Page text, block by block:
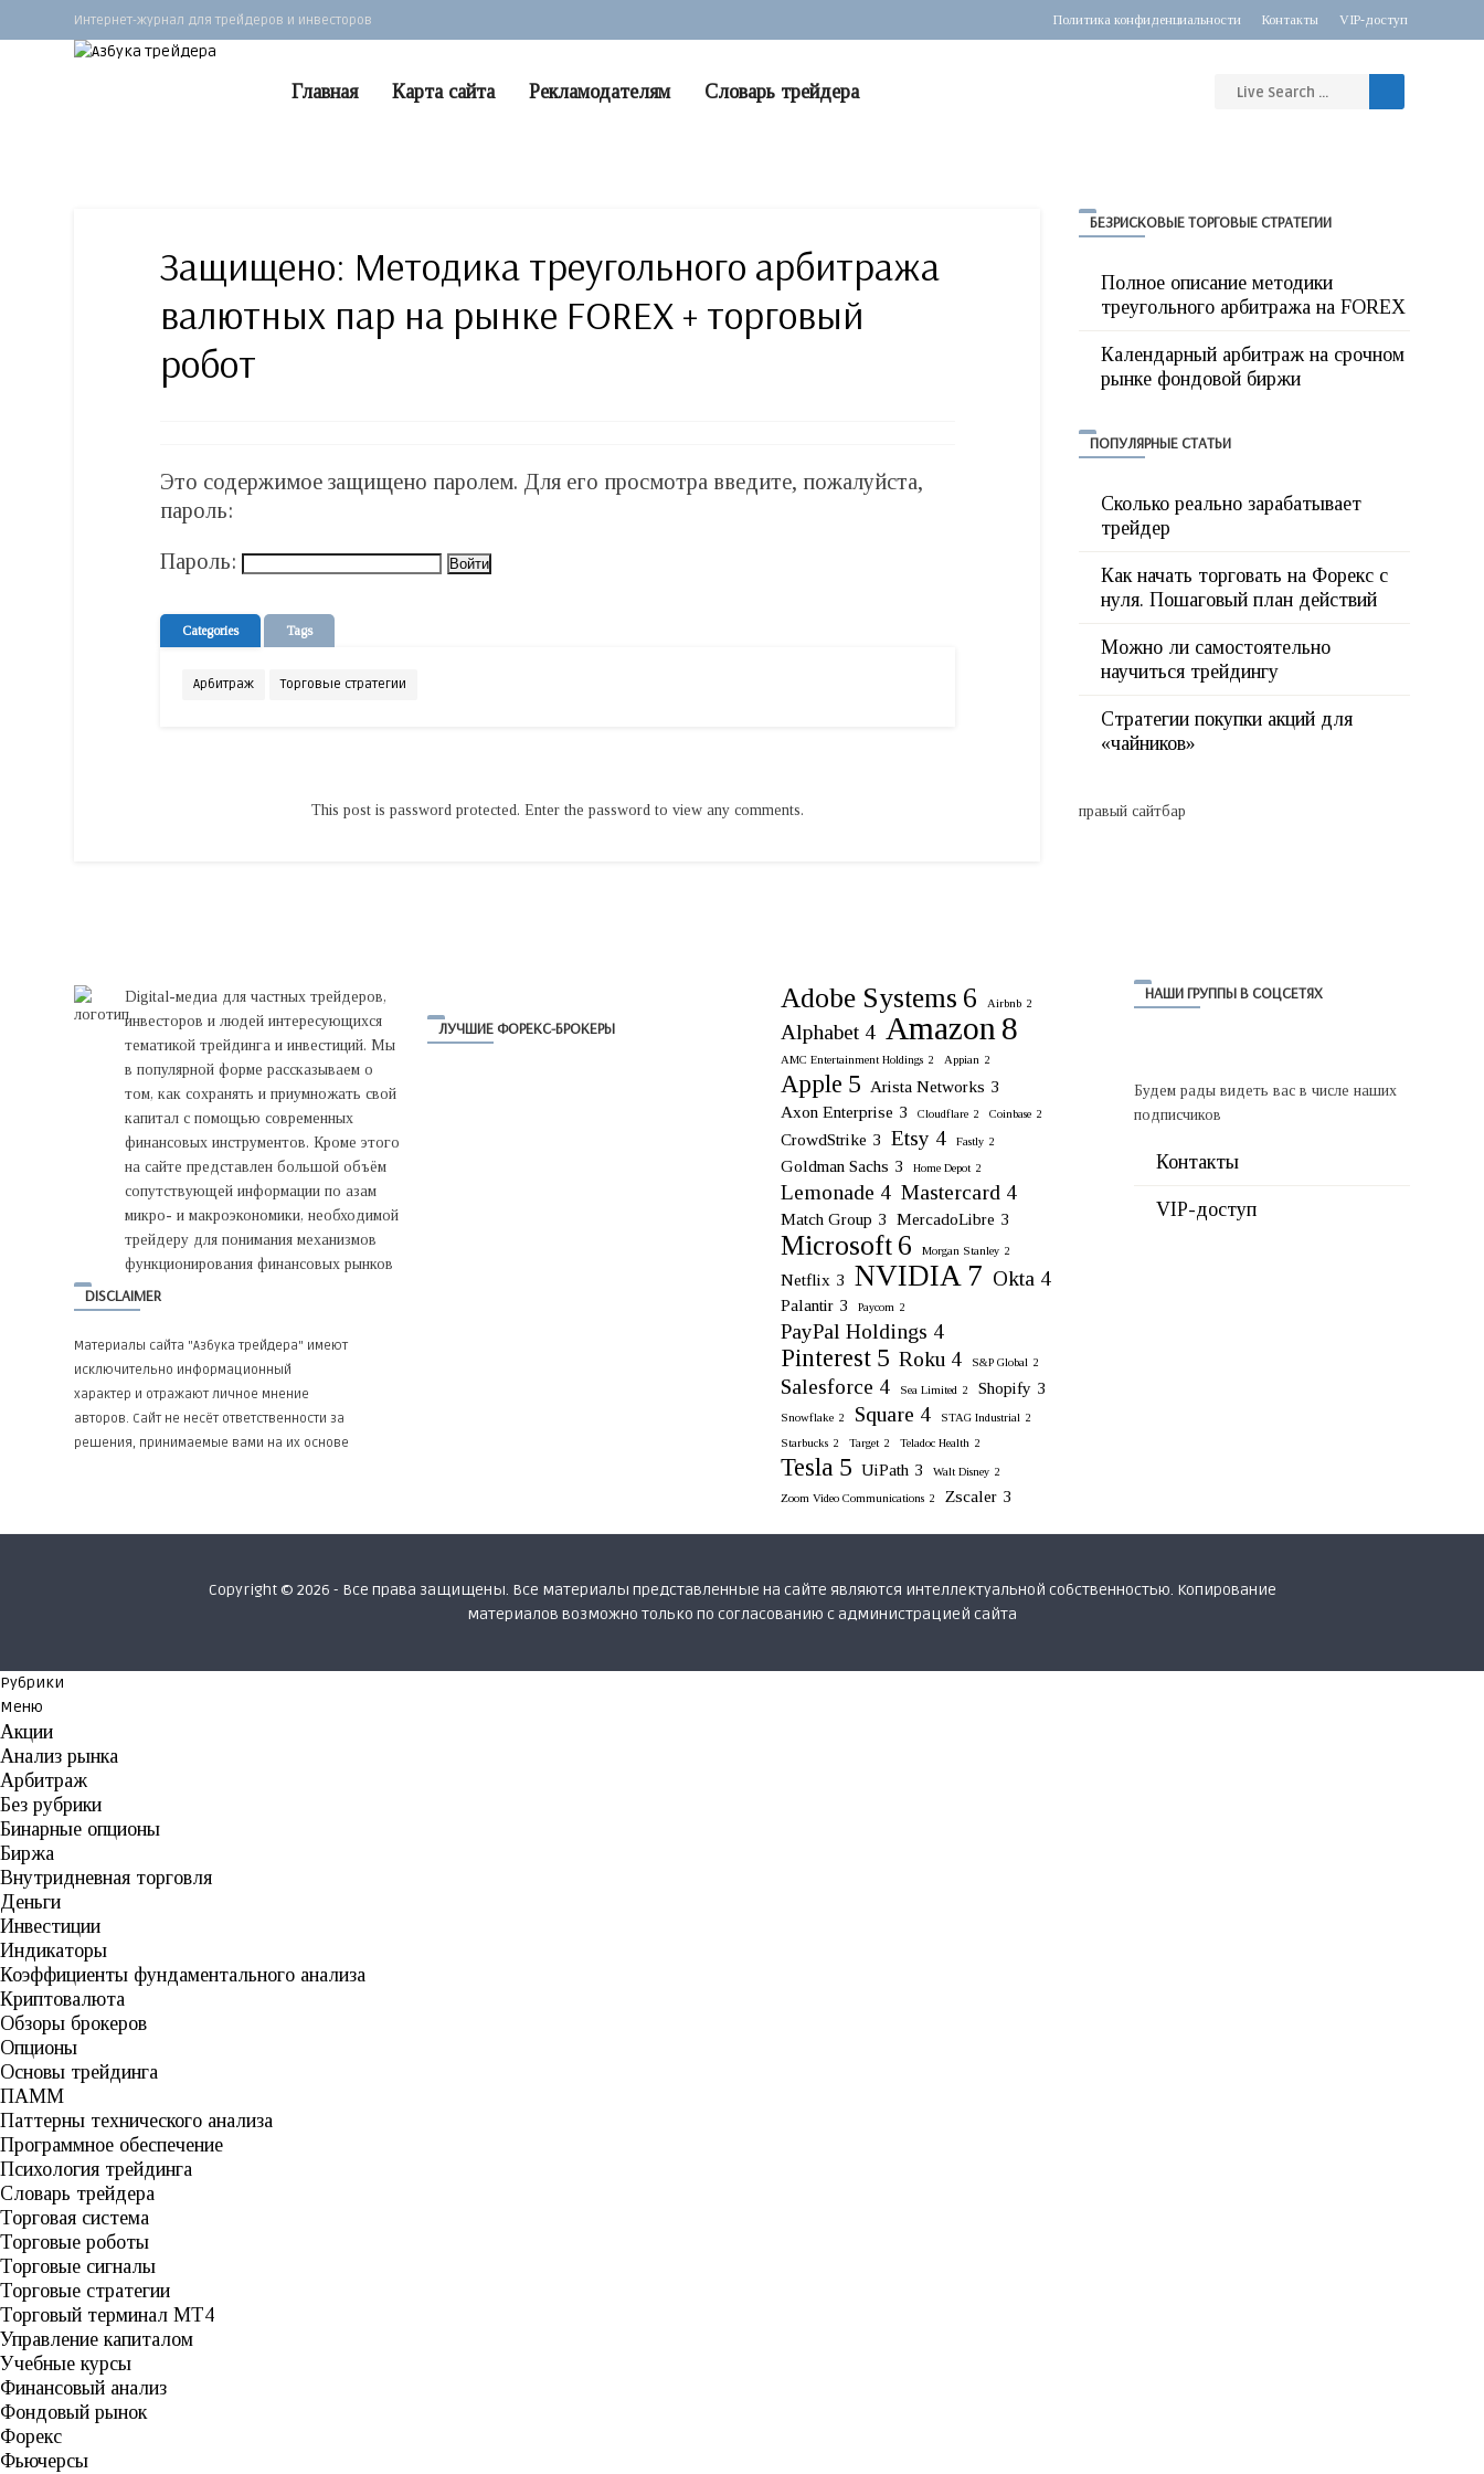
Интернет-журнал для трейдеров и инвесторов Политика конфиденциальности Контакты VIP-доступ
Главная Карта сайта Рекламодателям Словарь трейдера
Защищено: Методика треугольного арбитража
валютных пар на рынке FOREX + торговый
робот
Это содержимое защищено паролем. Для его просмотра введите, пожалуйста,
пароль:
Пароль:
Categories Tags
Арбитраж Торговые стратегии
This post is password protected. Enter the password to view any comments.
БЕЗРИСКОВЫЕ ТОРГОВЫЕ СТРАТЕГИИ
Полное описание методики
треугольного арбитража на FOREX
Календарный арбитраж на срочном
рынке фондовой биржи
ПОПУЛЯРНЫЕ СТАТЬИ
Сколько реально зарабатывает
трейдер
Как начать торговать на Форекс с
нуля. Пошаговый план действий
Можно ли самостоятельно
научиться трейдингу
Стратегии покупки акций для
«чайников»
правый сайтбар
Digital-медиа для частных трейдеров,
инвесторов и людей интересующихся
тематикой трейдинга и инвестиций. Мы
в популярной форме рассказываем о
том, как сохранять и приумножать свой
капитал с помощью современных
финансовых инструментов. Кроме этого
на сайте представлен большой объём
сопутствующей информации по азам
микро- и макроэкономики, необходимой
трейдеру для понимания механизмов
функционирования финансовых рынков
DISCLAIMER
Материалы сайта "Азбука трейдера" имеют
исключительно информационный
характер и отражают личное мнение
авторов. Сайт не несёт ответственности за
решения, принимаемые вами на их основе
ЛУЧШИЕ ФОРЕКС-БРОКЕРЫ
Adobe Systems 6 Airbnb 2
Alphabet 4 Amazon 8
AMC Entertainment Holdings 2 Appian 2
Apple 5 Arista Networks 3
Axon Enterprise 3 Cloudflare 2 Coinbase 2
CrowdStrike 3 Etsy 4 Fastly 2
Goldman Sachs 3 Home Depot 2
Lemonade 4 Mastercard 4
Match Group 3 MercadoLibre 3
Microsoft 6 Morgan Stanley 2
Netflix 3 NVIDIA 7 Okta 4
Palantir 3 Paycom 2
PayPal Holdings 4
Pinterest 5 Roku 4 S&P Global 2
Salesforce 4 Sea Limited 2 Shopify 3
Snowflake 2 Square 4 STAG Industrial 2
Starbucks 2 Target 2 Teladoc Health 2
Tesla 5 UiPath 3 Walt Disney 2
Zoom Video Communications 2 Zscaler 3
НАШИ ГРУППЫ В СОЦСЕТЯХ
Будем рады видеть вас в числе наших
подписчиков
Контакты
VIP-доступ
Copyright © 2026 - Все права защищены. Все материалы представленные на сайте являются интеллектуальной собственностью. Копирование
материалов возможно только по согласованию с администрацией сайта
Рубрики
Меню
Акции
Анализ рынка
Арбитраж
Без рубрики
Бинарные опционы
Биржа
Внутридневная торговля
Деньги
Инвестиции
Индикаторы
Коэффициенты фундаментального анализа
Криптовалюта
Обзоры брокеров
Опционы
Основы трейдинга
ПАММ
Паттерны технического анализа
Программное обеспечение
Психология трейдинга
Словарь трейдера
Торговая система
Торговые роботы
Торговые сигналы
Торговые стратегии
Торговый терминал МТ4
Управление капиталом
Учебные курсы
Финансовый анализ
Фондовый рынок
Форекс
Фьючерсы